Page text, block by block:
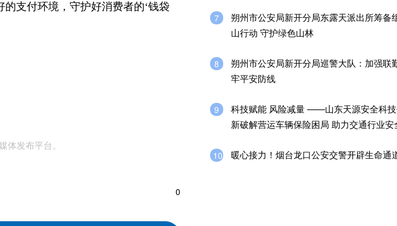
支付环境，守护好消费者的‘钱袋
体发布平台。
0
7
朔州市公安局新开分局东露天派出所筹备
山行动 守护绿色山林
8
朔州市公安局新开分局巡警大队：加强联
牢平安防线
9
科技赋能 风险减量 ——山东天源安全科
新破解营运车辆保险困局 助力交通行业安
10 暖心接力！烟台龙口公安交警开辟生命通